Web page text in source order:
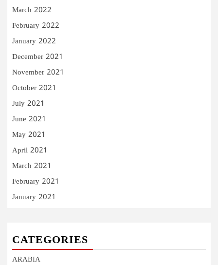
March 2022
February 2022
January 2022
December 2021
November 2021
October 2021
July 2021
June 2021
May 2021
April 2021
March 2021
February 2021
January 2021
CATEGORIES
ARABIA